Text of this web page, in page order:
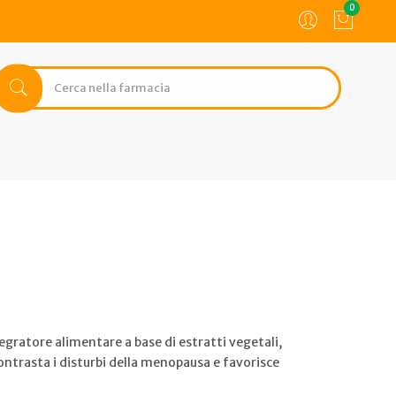
0
alimentare a base di estratti vegetali,
i disturbi della menopausa e favorisce